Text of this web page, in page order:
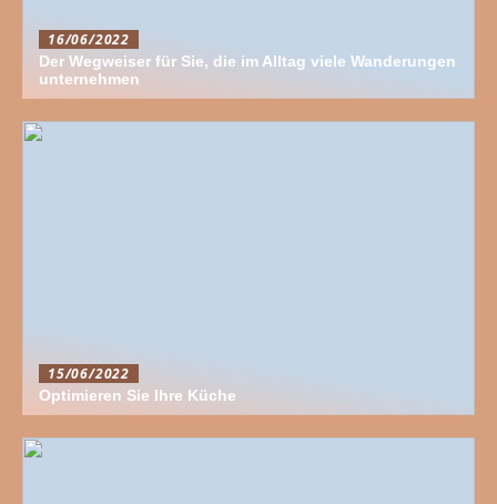
16/06/2022
Der Wegweiser für Sie, die im Alltag viele Wanderungen
unternehmen
15/06/2022
Optimieren Sie Ihre Küche